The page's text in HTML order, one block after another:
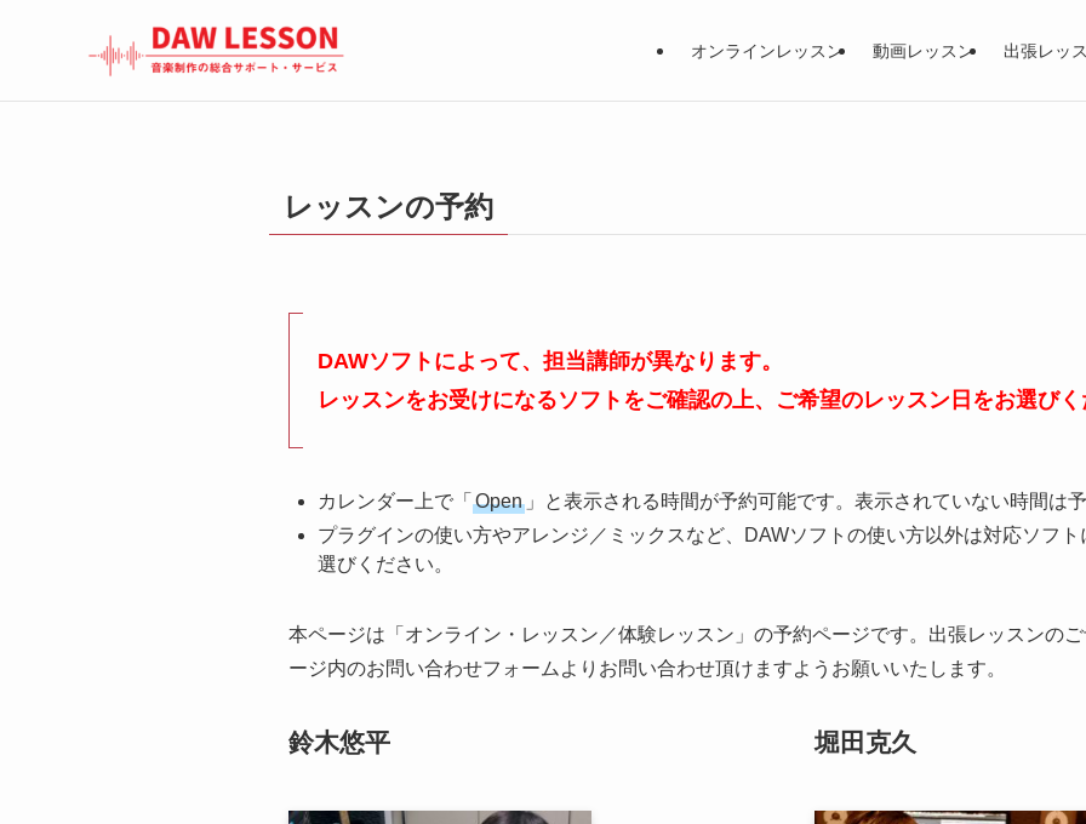
オンラインレッスン 動画レッスン 出張レッ
レッスンの予約
DAWソフトによって、担当講師が異なります。
レッスンをお受けになるソフトをご確認の上、ご希望のレッスン日をお選びく
カレンダー上で「 Open 」と表示される時間が予約可能です。表示されていない時間は
プラグインの使い方やアレンジ／ミックスなど、DAWソフトの使い方以外は対応ソフ
選びください。
本ページは「オンライン・レッスン／体験レッスン」の予約ページです。出張レッスンのご
ージ内のお問い合わせフォームよりお問い合わせ頂けますようお願いいたします。
鈴木悠平 堀田克久